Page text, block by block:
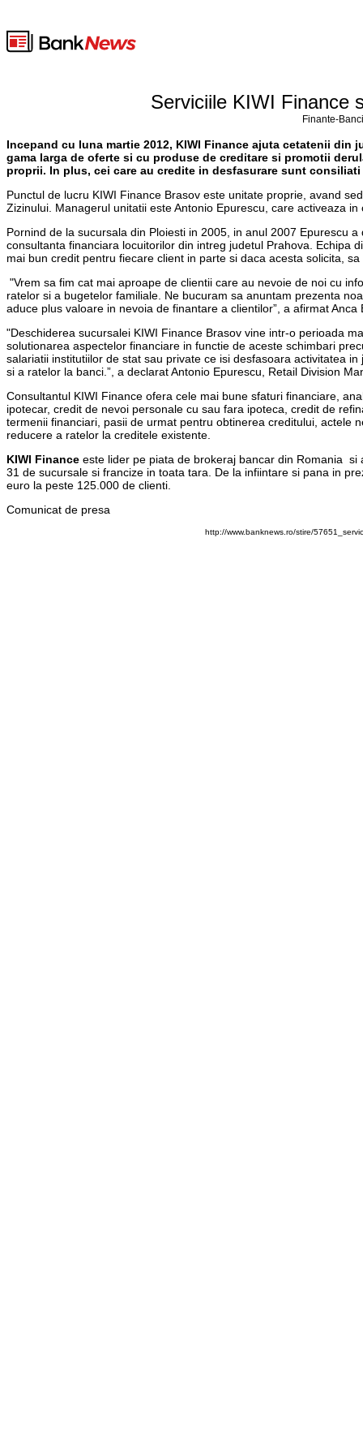
Serviciile KIWI Finance
Finante-
Incepand cu luna martie 2012, KIWI Finance ajuta cetatenii
gama larga de oferte si cu produse de creditare si promotii
proprii. In plus, cei care au credite in desfasurare sunt
Punctul de lucru KIWI Finance Brasov este unitate proprie, avand
Zizinului. Managerul unitatii este Antonio Epurescu, care activeaza
Pornind de la sucursala din Ploiesti in 2005, in anul 2007 Epurescu
consultanta financiara locuitorilor din intreg judetul Prahova.
mai bun credit pentru fiecare client in parte si daca acesta solicita,
"Vrem sa fim cat mai aproape de clientii care au nevoie de noi cu
ratelor si a bugetelor familiale. Ne bucuram sa anuntam prezenta
aduce plus valoare in nevoia de finantare a clientilor”, a afirmat
"Deschiderea sucursalei KIWI Finance Brasov vine intr-o perioada
solutionarea aspectelor financiare in functie de aceste schimbari
salariatii institutiilor de stat sau private ce isi desfasoara activitatea
si a ratelor la banci.”, a declarat Antonio Epurescu, Retail Division
Consultantul KIWI Finance ofera cele mai bune sfaturi financiare,
ipotecar, credit de nevoi personale cu sau fara ipoteca, credit de
termenii financiari, pasii de urmat pentru obtinerea creditului,
reducere a ratelor la creditele existente.
KIWI Finance este lider pe piata de brokeraj bancar din Romania
31 de sucursale si francize in toata tara. De la infiintare si pana in
euro la peste 125.000 de clienti.
Comunicat de presa
http://www.banknews.ro/stire/